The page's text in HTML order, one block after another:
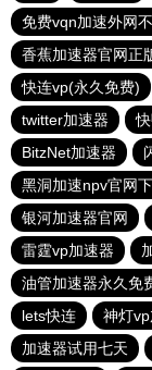
免费vqn加速外网
香蕉加速器官网正
快连vp(永久免费)
twitter加速器
BitzNet加速器
黑洞加速npv官网
银河加速器官网
雷霆vp加速器
油管加速器永久免
lets快连
神灯
加速器试用七天